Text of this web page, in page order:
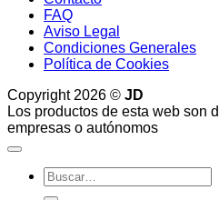
FAQ
Aviso Legal
Condiciones Generales
Política de Cookies
Copyright 2026 © JD
Los productos de esta web son
empresas o autónomos
Buscar
por: